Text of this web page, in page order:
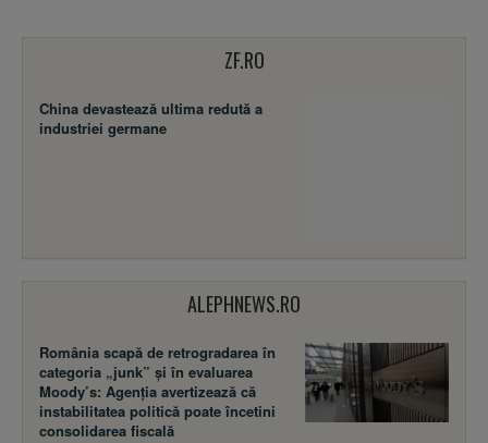
ZF.RO
China devastează ultima redută a
industriei germane
ALEPHNEWS.RO
România scapă de retrogradarea în
categoria „junk” și în evaluarea
Moody’s: Agenția avertizează că
instabilitatea politică poate încetini
consolidarea fiscală